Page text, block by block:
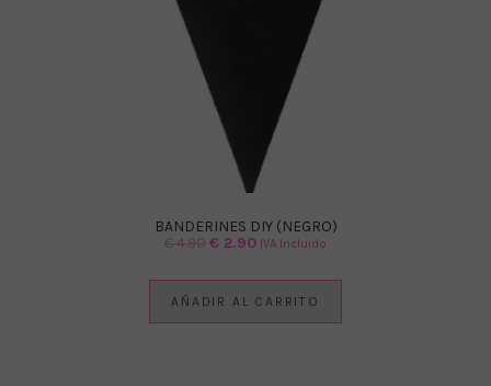
BANDERINES DIY (NEGRO)
€4.90El
€ 2.90ElIVA Incluido
AÑADIR AL CARRITO